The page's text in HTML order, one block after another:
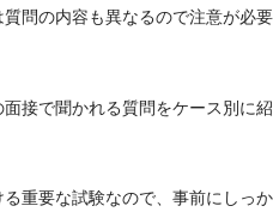
問の内容も異なるので注意が必要
接で聞かれる質問をケース別に紹
重要な試験なので、事前にしっか